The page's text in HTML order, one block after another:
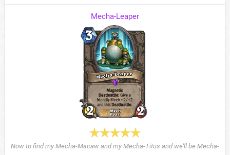
Mecha-Leaper
Now to find my Mecha-Macaw and my Mecha-Titus and we'll be Mecha-